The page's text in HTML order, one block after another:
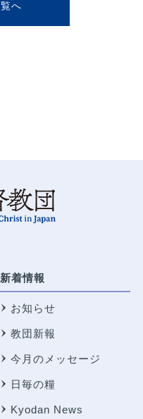
新着情報
お知らせ
教団新報
今月のメッセージ
日毎の糧
Kyodan News